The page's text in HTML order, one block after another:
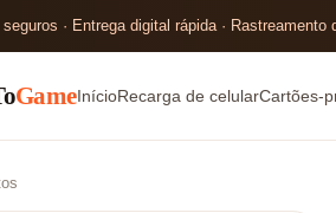
· Entrega digital rápida · Rastreamento
GameInícioRecarga de celularCartões-